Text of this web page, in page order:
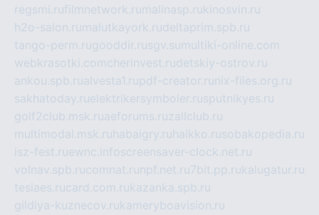
regsmi.rufilmnetwork.ru malinasp.rukinosvin.ru
h2o-salon.ru malutkayork.rudeltaprim.spb.ru
tango-perm.rugooddir.rusgv.su multiki-online.com
webkrasotki.comcherinvest.rudetskiy-ostrov.ru
ankou.spb.rualvesta1.rupdf-creator.ru nix-files.org.ru
sakhatoday.ruelektrikersymboler.rusputnikyes.ru
golf2club.msk.ruaeforums.ruzallclub.ru
multimodal.msk.ru habaigry.ru haikko.rusobakopedia.ru
isz-fest.ruewnc.infoscreensaver-clock.net.ru
volnav.spb.rucomnat.ru npf.net.ru7bit.pp.rukalugatur.ru
tesiaes.rucard.com.rukazanka.spb.ru
gildiya-kuznecov.rukameryboavision.ru